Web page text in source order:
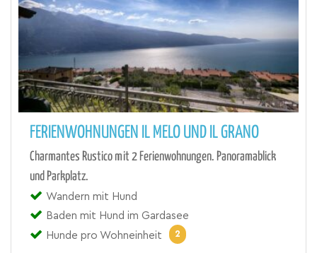
FERIENWOHNUNGEN IL MELO UND IL GRANO
Charmantes Rustico mit 2 Ferienwohnungen. Panoramablick
und Parkplatz.
Wandern mit Hund
Baden mit Hund im Gardasee
Hunde pro Wohneinheit
2